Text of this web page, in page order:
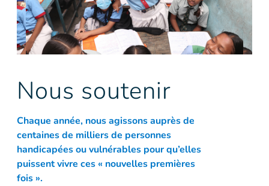
Nous soutenir
Chaque année, nous agissons auprès de
centaines de milliers de personnes
handicapées ou vulnérables pour qu’elles
puissent vivre ces « nouvelles premières
fois ».